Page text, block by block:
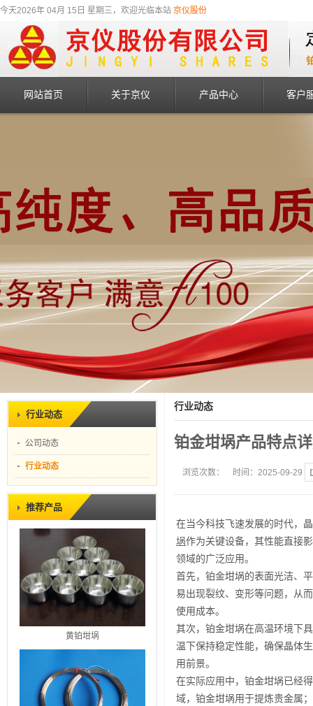
今天2026年 04月 15日 星期三，欢迎光临本站 京仪股份
网站首页 关于京仪 产品中心 客户
行业动态
公司动态
行业动态
推荐产品
黄铂坩埚
行业动态
铂金坩埚产品特点
浏览次数： 时间：2025-09-29
在当今科技飞速发展的时代，
埚作为关键设备，其性能直接
领域的广泛应用。
首先，铂金坩埚的表面光洁、
易出现裂纹、变形等问题，从
使用成本。
其次，铂金坩埚在高温环境下
温下保持稳定性能，确保晶体
用前景。
在实际应用中，铂金坩埚已经
域，铂金坩埚用于提炼贵金属